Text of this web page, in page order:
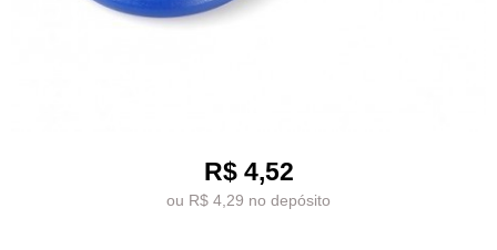
R$ 4,52
ou R$ 4,29 no depósito